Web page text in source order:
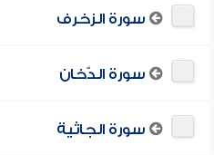
سورة الزخرف
سورة الدّخان
سورة الجاثية